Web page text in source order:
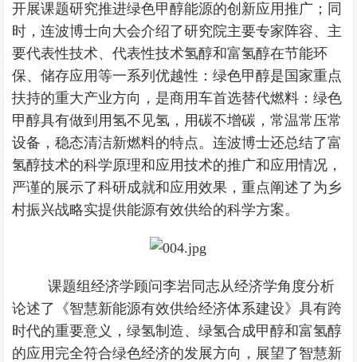
开展课题研究推进绿色甲醇能源的创新应用推广；同
时，连波博士向大会介绍了研究院主要专家阵容、主
要代表性技术、代表性技术氢醇和富氢醇在节能环
保、储存应用等一系列优越性：绿色甲醇是国家重点
扶持的重大产业方向，是商用车首选替代燃料：绿色
甲醇具有做到用氢不见氢，用碳不增碳，常温常压常
设备，稳态清洁新燃料的特点。连波博士还总结了富
氢醇技术的科学原理和应用技术的推广和应用情况，
严谨的展示了科研成就和应用效果，重点阐述了为乡
村振兴战略实提供能源有效供给的科学方案。
课题组经济学顾问李岩同志从经济学角度分析
论述了《智慧新能源有效供给经济体系建设》具有跨
时代的重要意义，绿氢制造、绿氢合成甲醇和富氢醇
的应用完全符合绿色经济的发展方向，展望了智慧新